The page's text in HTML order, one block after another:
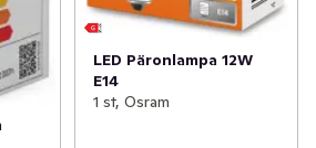
LED Päronlampa 12W
E14
1 st, Osram